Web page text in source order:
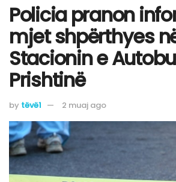
Policia pranon
mjet shpërthyes
Stacionin e
Prishtinë
by tëvë1 2 muaj ago